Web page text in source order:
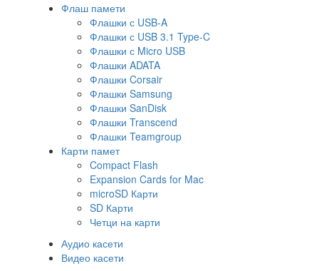
Флаш памети
Флашки с USB-A
Флашки с USB 3.1 Type-C
Флашки с Micro USB
Флашки ADATA
Флашки Corsair
Флашки Samsung
Флашки SanDisk
Флашки Transcend
Флашки Teamgroup
Карти памет
Compact Flash
Expansion Cards for Mac
microSD Карти
SD Карти
Четци на карти
Аудио касети
Видео касети